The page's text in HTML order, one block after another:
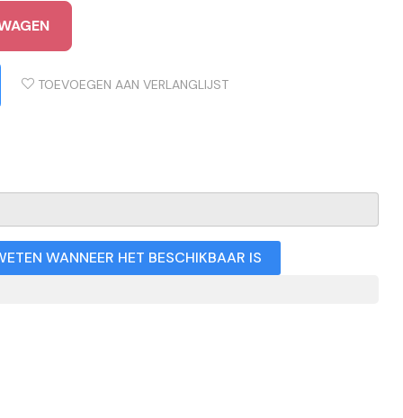
TOEVOEGEN AAN VERLANGLIJST
WANNEER HET BESCHIKBAAR IS